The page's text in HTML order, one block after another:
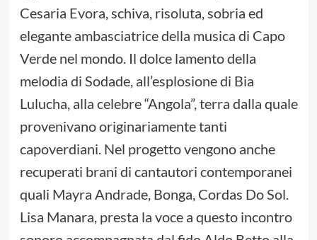
Cesaria Evora, schiva, risoluta, sobria ed
elegante ambasciatrice della musica di Capo
Verde nel mondo. Il dolce lamento della
melodia di Sodade, all’esplosione di Bia
Lulucha, alla celebre “Angola”, terra dalla quale
provenivano originariamente tanti
capoverdiani. Nel progetto vengono anche
recuperati brani di cantautori contemporanei
quali Mayra Andrade, Bonga, Cordas Do Sol.
Lisa Manara, presta la voce a questo incontro